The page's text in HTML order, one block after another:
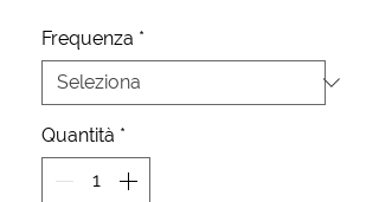
Frequenza *
Quantità *